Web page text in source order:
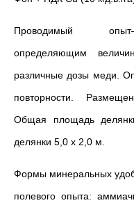
Проводимый
определяющим
различные дозы меди.
повторности.
Общая площадь
делянки 5,0 х 2,0 м.
Формы минеральных
полевого опыта: